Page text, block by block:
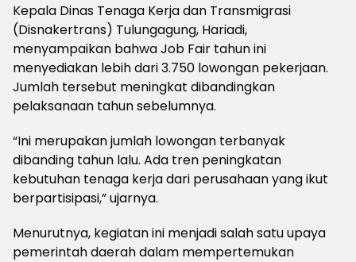
Kepala Dinas Tenaga Kerja dan Transmigrasi
(Disnakertrans) Tulungagung, Hariadi,
menyampaikan bahwa Job Fair tahun ini
menyediakan lebih dari 3.750 lowongan pekerjaan.
Jumlah tersebut meningkat dibandingkan
pelaksanaan tahun sebelumnya.
“Ini merupakan jumlah lowongan terbanyak
dibanding tahun lalu. Ada tren peningkatan
kebutuhan tenaga kerja dari perusahaan yang ikut
berpartisipasi,” ujarnya.
Menurutnya, kegiatan ini menjadi salah satu upaya
pemerintah daerah dalam mempertemukan